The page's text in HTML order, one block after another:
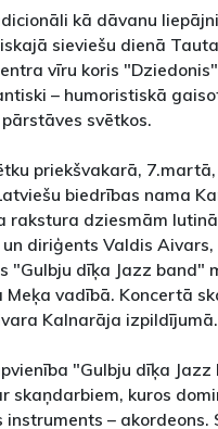
kā dāvanu
sieviešu dienā
vīru koris
– humoristiskā
svētkos.
priekšvakarā,
biedrības nama
rakstura dziesmām
diriģents Valdis
"Gulbju dīķa Jazz band"
Meķa vadībā. Koncertā
Kalnarāja izpildījumā.
"Gulbju dīķa
skaņdarbiem, kuros
instruments – akordeons.